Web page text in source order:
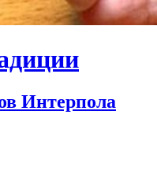
Интерпола